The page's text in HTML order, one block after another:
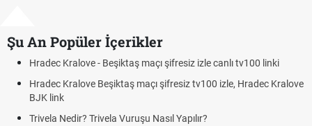
Şu An Popüler İçerikler
Hradec Kralove - Beşiktaş maçı şifresiz izle canlı tv100 linki
Hradec Kralove Beşiktaş maçı şifresiz tv100 izle, Hradec Kralove
BJK link
Trivela Nedir? Trivela Vuruşu Nasıl Yapılır?